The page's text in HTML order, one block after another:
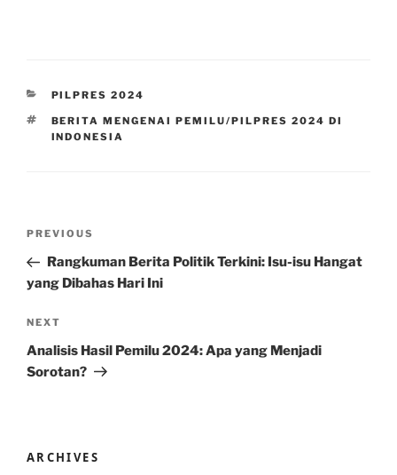
CATEGORIES
PILPRES 2024
TAGS
BERITA MENGENAI PEMILU/PILPRES 2024 DI
INDONESIA
Previous
Post
PREVIOUS
Rangkuman Berita Politik Terkini: Isu-isu Hangat
yang Dibahas Hari Ini
Next
Post
NEXT
Analisis Hasil Pemilu 2024: Apa yang Menjadi
Sorotan?
ARCHIVES